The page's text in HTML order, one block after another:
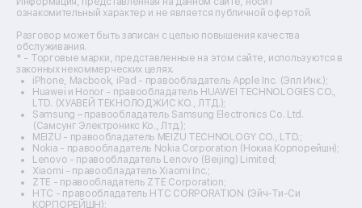
Ремонт электровелосипедов
Ремонт видеокамер
Ремонт эхолотов
Ремонт 3d-принтеров
Ремонт прицелов ночного видения
Ремонт винных шкафов
Ремонт выпрямителей
Ремонт сушилок для рук
Ремонт дальномеров
Ремонт снегоуборщиков
ознакомительный характер и не является публичной офертой.
Разговор может быть записан с целью повышения качества
обслуживания.
* - Торговые марки, представленные на этом сайте, используются в
законных некоммерческих целях.
iPhone, Macbook, iPad - правообладатель Apple Inc. (Эпл Инк.);
Huawei и Honor - правообладатель HUAWEI TECHNOLOGIES CO.,
LTD. (ХУАВЕЙ ТЕКНОЛОДЖИС КО., ЛТД.);
Samsung – правообладатель Samsung Electronics Co. Ltd.
(Самсунг Электроникс Ко., Лтд.);
MEIZU - правообладатель MEIZU TECHNOLOGY CO., LTD.;
Nokia - правообладатель Nokia Corporation (Нокиа Корпорейшн);
Lenovo - правообладатель Lenovo (Beijing) Limited;
Xiaomi - правообладатель Xiaomi Inc.;
ZTE - правообладатель ZTE Corporation;
HTC - правообладатель HTC CORPORATION (Эйч-Ти-Си
КОРПОРЕЙШН);